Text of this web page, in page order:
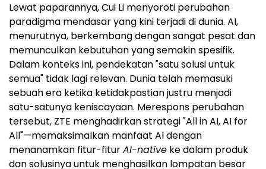
Lewat paparannya, Cui Li menyoroti perubahan
paradigma mendasar yang kini terjadi di dunia. AI,
menurutnya, berkembang dengan sangat pesat dan
memunculkan kebutuhan yang semakin spesifik.
Dalam konteks ini, pendekatan "satu solusi untuk
semua" tidak lagi relevan. Dunia telah memasuki
sebuah era ketika ketidakpastian justru menjadi
satu-satunya keniscayaan. Merespons perubahan
tersebut, ZTE menghadirkan strategi "All in AI, AI for
All"—memaksimalkan manfaat AI dengan
menanamkan fitur-fiturAI-native ke dalam produk
dan solusinya untuk menghasilkan lompatan besar